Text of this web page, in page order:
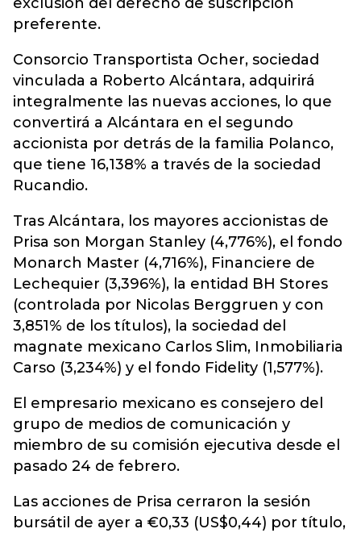
preferente.
Consorcio Transportista Ocher, sociedad
vinculada a Roberto Alcántara, adquirirá
integralmente las nuevas acciones, lo que
convertirá a Alcántara en el segundo
accionista por detrás de la familia Polanco,
que tiene 16,138% a través de la sociedad
Rucandio.
Tras Alcántara, los mayores accionistas de
Prisa son Morgan Stanley (4,776%), el fondo
Monarch Master (4,716%), Financiere de
Lechequier (3,396%), la entidad BH Stores
(controlada por Nicolas Berggruen y con
3,851% de los títulos), la sociedad del
magnate mexicano Carlos Slim, Inmobiliaria
Carso (3,234%) y el fondo Fidelity (1,577%).
El empresario mexicano es consejero del
grupo de medios de comunicación y
miembro de su comisión ejecutiva desde el
pasado 24 de febrero.
Las acciones de Prisa cerraron la sesión
bursátil de ayer a €0,33 (US$0,44) por título,